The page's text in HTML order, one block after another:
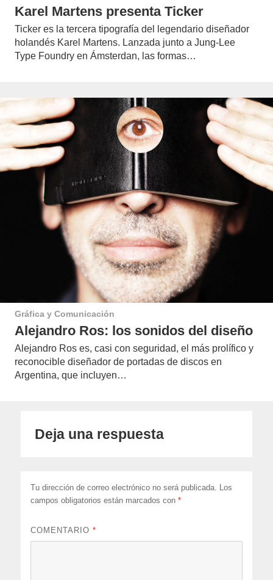
Karel Martens presenta Ticker
Ticker es la tercera tipografía del legendario diseñador
holandés Karel Martens. Lanzada junto a Jung-Lee
Type Foundry en Ámsterdan, las formas…
Gráfica y Comunicación
Alejandro Ros: los sonidos del diseño
Alejandro Ros es, casi con seguridad, el más prolífico y
reconocible diseñador de portadas de discos en
Argentina, que incluyen…
Deja una respuesta
Tu dirección de correo electrónico no será publicada. Los
campos obligatorios están marcados con*
COMENTARIO*